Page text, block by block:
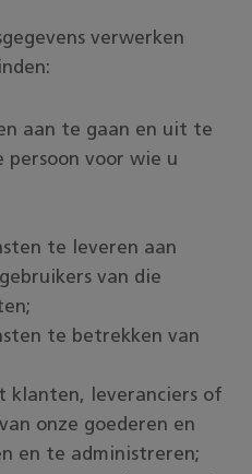
verwerken
aan te gaan en uit te
voor wie u
te leveren aan
van die
te betrekken van
klanten, leveranciers of
onze goederen en
en te administreren;